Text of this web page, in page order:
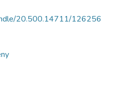
20.500.14711/126256